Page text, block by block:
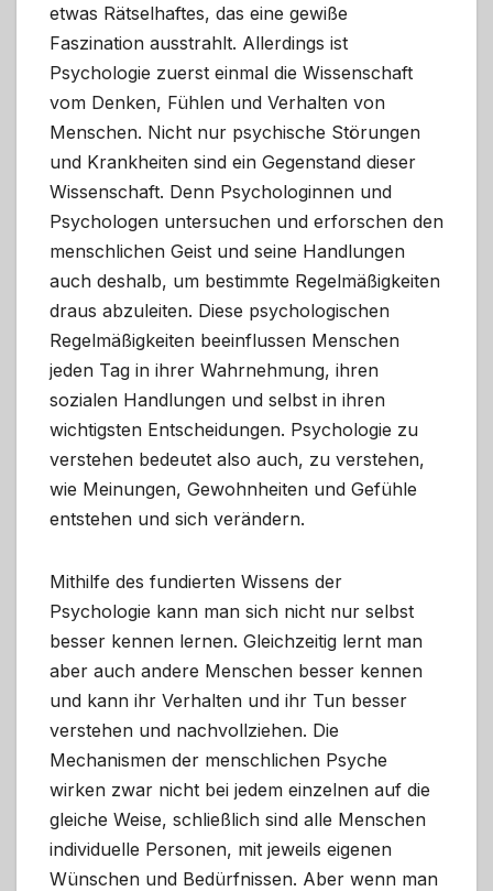
etwas Rätselhaftes, das eine gewiße
Faszination ausstrahlt. Allerdings ist
Psychologie zuerst einmal die Wissenschaft
vom Denken, Fühlen und Verhalten von
Menschen. Nicht nur psychische Störungen
und Krankheiten sind ein Gegenstand dieser
Wissenschaft. Denn Psychologinnen und
Psychologen untersuchen und erforschen den
menschlichen Geist und seine Handlungen
auch deshalb, um bestimmte Regelmäßigkeiten
draus abzuleiten. Diese psychologischen
Regelmäßigkeiten beeinflussen Menschen
jeden Tag in ihrer Wahrnehmung, ihren
sozialen Handlungen und selbst in ihren
wichtigsten Entscheidungen. Psychologie zu
verstehen bedeutet also auch, zu verstehen,
wie Meinungen, Gewohnheiten und Gefühle
entstehen und sich verändern.
Mithilfe des fundierten Wissens der
Psychologie kann man sich nicht nur selbst
besser kennen lernen. Gleichzeitig lernt man
aber auch andere Menschen besser kennen
und kann ihr Verhalten und ihr Tun besser
verstehen und nachvollziehen. Die
Mechanismen der menschlichen Psyche
wirken zwar nicht bei jedem einzelnen auf die
gleiche Weise, schließlich sind alle Menschen
individuelle Personen, mit jeweils eigenen
Wünschen und Bedürfnissen. Aber wenn man